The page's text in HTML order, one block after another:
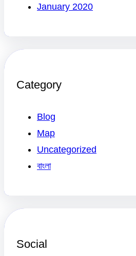
January 2020
Category
Blog
Map
Uncategorized
বাংলা
Social